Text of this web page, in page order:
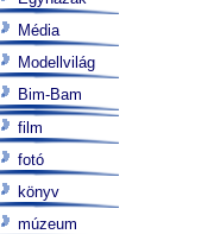
Média
Modellvilág
Bim-Bam
film
fotó
könyv
múzeum